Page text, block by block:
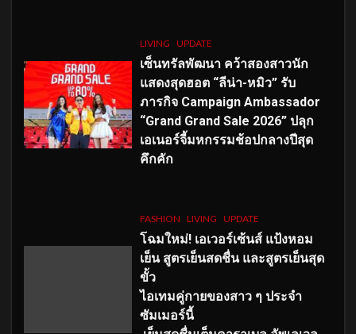
LIVING UPDATE
เซ็นทรัลพัฒนา คว้าสองสาวนัก
แสดงสุดฮอต “ลีน่า-หมิว” รับ
ภารกิจ Campaign Ambassador
“Grand Grand Sale 2026” ปลุก
เอเนอร์จี้มหกรรมช้อปกลางปีสุด
คึกคัก
FASHION LIVING UPDATE
โฉมใหม่! เอเวอร์เซ้นส์ แป้งหอม
เย็น สูตรเย็นสดชื่น และสูตรเย็นสุด
ขั้ว
ไอเทมคู่กายของสาว ๆ ประจำ
ซัมเมอร์นี้